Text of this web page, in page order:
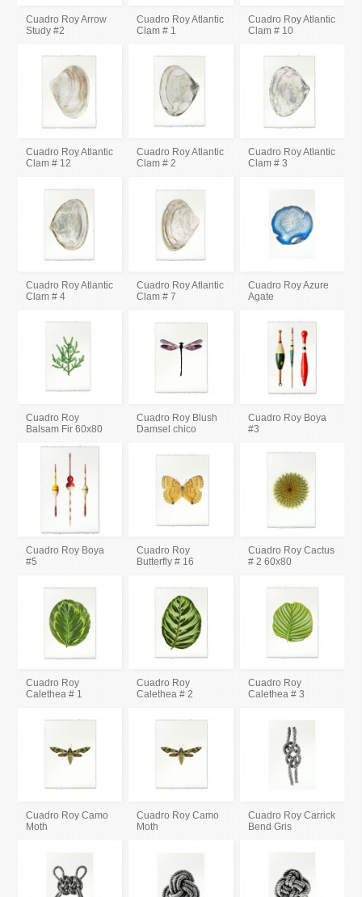
Cuadro Roy Arrow
Study #2
Cuadro Roy Atlantic
Clam # 1
Cuadro Roy Atlantic
Clam # 10
Cuadro Roy Atlantic
Clam # 12
Cuadro Roy Atlantic
Clam # 2
Cuadro Roy Atlantic
Clam # 3
Cuadro Roy Atlantic
Clam # 4
Cuadro Roy Atlantic
Clam # 7
Cuadro Roy Azure
Agate
Cuadro Roy
Balsam Fir 60x80
Cuadro Roy Blush
Damsel chico
Cuadro Roy Boya
#3
Cuadro Roy Boya
#5
Cuadro Roy
Butterfly # 16
Cuadro Roy Cactus
# 2 60x80
Cuadro Roy
Calethea # 1
Cuadro Roy
Calethea # 2
Cuadro Roy
Calethea # 3
Cuadro Roy Camo
Moth
Cuadro Roy Camo
Moth
Cuadro Roy Carrick
Bend Gris